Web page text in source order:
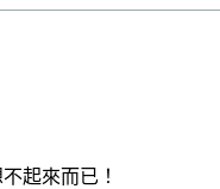
起來而已！